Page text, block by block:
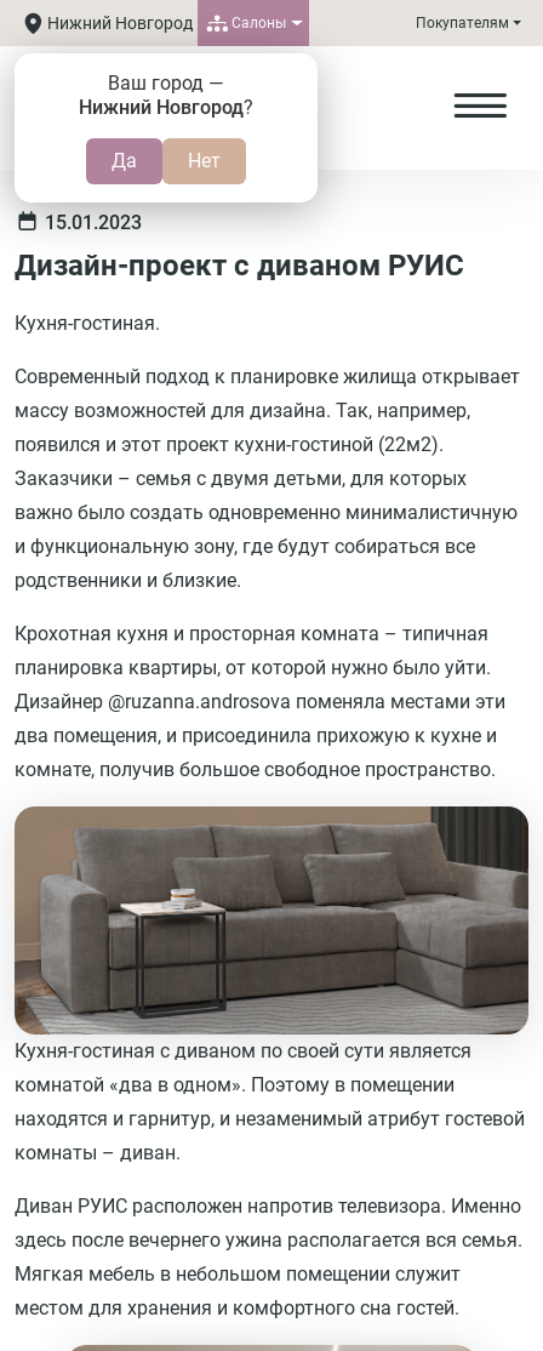
Нижний Новгород
Ваш город —
Нижний Новгород?
Салоны Покупателям
15.01.2023
Дизайн-проект с диваном РУИС
Кухня-гостиная.
Современный подход к планировке жилища открывает
массу возможностей для дизайна. Так, например,
появился и этот проект кухни-гостиной (22м2).
Заказчики – семья с двумя детьми, для которых
важно было создать одновременно минималистичную
и функциональную зону, где будут собираться все
родственники и близкие.
Крохотная кухня и просторная комната – типичная
планировка квартиры, от которой нужно было уйти.
Дизайнер @ruzanna.androsova поменяла местами эти
два помещения, и присоединила прихожую к кухне и
комнате, получив большое свободное пространство.
Кухня-гостиная с диваном по своей сути является
комнатой «два в одном». Поэтому в помещении
находятся и гарнитур, и незаменимый атрибут гостевой
комнаты – диван.
Диван РУИС расположен напротив телевизора. Именно
здесь после вечернего ужина располагается вся семья.
Мягкая мебель в небольшом помещении служит
местом для хранения и комфортного сна гостей.